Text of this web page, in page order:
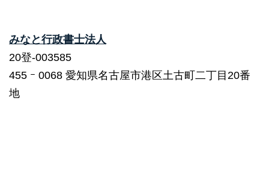
みなと行政書士法人
20登-003585
455 ｰ 0068 愛知県名古屋市港区土古町二丁目20番
地